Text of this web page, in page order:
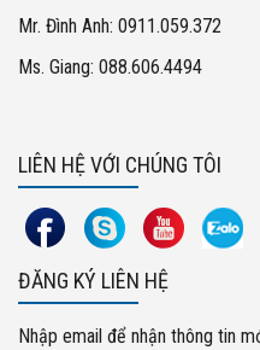
Mr. Đình Anh: 0911.059.372
Ms. Giang: 088.606.4494
LIÊN HỆ VỚI CHÚNG TÔI
ĐĂNG KÝ LIÊN HỆ
Nhập email để nhận thông tin